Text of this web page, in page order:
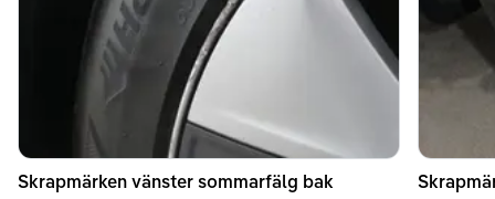
Skrapmärken vänster sommarfälg bak